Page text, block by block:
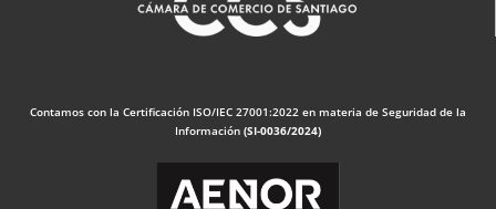
Contamos con la Certificación ISO/IEC 27001:2022 en materia de Seguridad de la
Información (SI-0036/2024)